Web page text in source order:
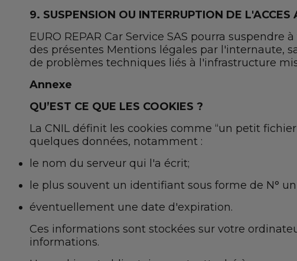
9. SUSPENSION OU INTERRUPTION DE L'ACCES
EURO REPAR Car Service SAS pourra
des présentes Mentions légales par l'internaute,
de problèmes techniques liés à l'infrastructure
Annexe
QU’EST CE QUE LES COOKIES ?
La CNIL définit les cookies comme “un petit
quelques données, notamment :
le nom du serveur qui l'a écrit;
le plus souvent un identifiant sous forme de N°
éventuellement une date d'expiration.
Ces informations sont stockées sur votre
informations.